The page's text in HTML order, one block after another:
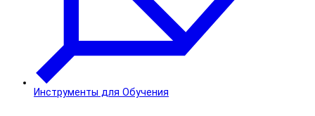
Инструменты для Обучения